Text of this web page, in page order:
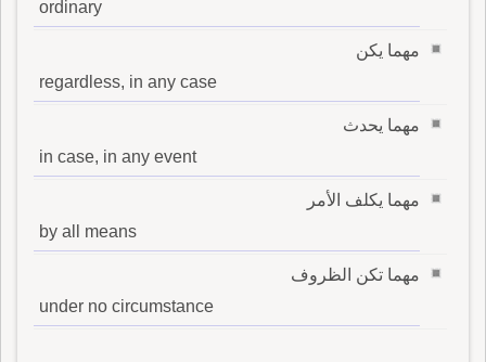
ordinary
مهما يكن
regardless, in any case
مهما يحدث
in case, in any event
مهما يكلف الأمر
by all means
مهما تكن الظروف
under no circumstance